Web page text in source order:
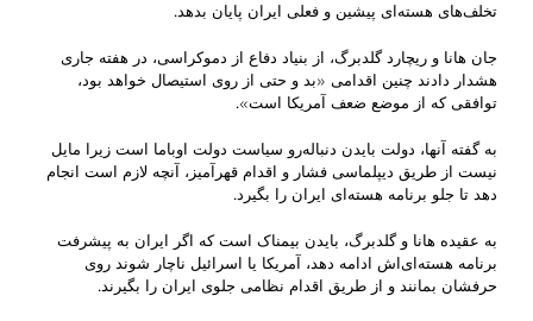
تخلف‌های هسته‌ای پیشین و فعلی ایران پایان بدهد.
جان هانا و ریچارد گلدبرگ، از بنیاد دفاع از دموکراسی، در هفته جاری
هشدار دادند چنین اقدامی «بد و حتی از روی استیصال خواهد بود،
توافقی که از موضع ضعف آمریکا است».
به گفته آنها، دولت بایدن دنباله‌رو سیاست دولت اوباما است زیرا مایل
نیست از طریق دیپلماسی فشار و اقدام قهرآمیز، آنچه لازم است انجام
دهد تا جلو برنامه هسته‌ای ایران را بگیرد.
به عقیده هانا و گلدبرگ، بایدن بیمناک است که اگر ایران به پیشرفت
برنامه هسته‌ای‌اش ادامه دهد، آمریکا یا اسرائیل ناچار شوند روی
حرفشان بمانند و از طریق اقدام نظامی جلوی ایران را بگیرند.